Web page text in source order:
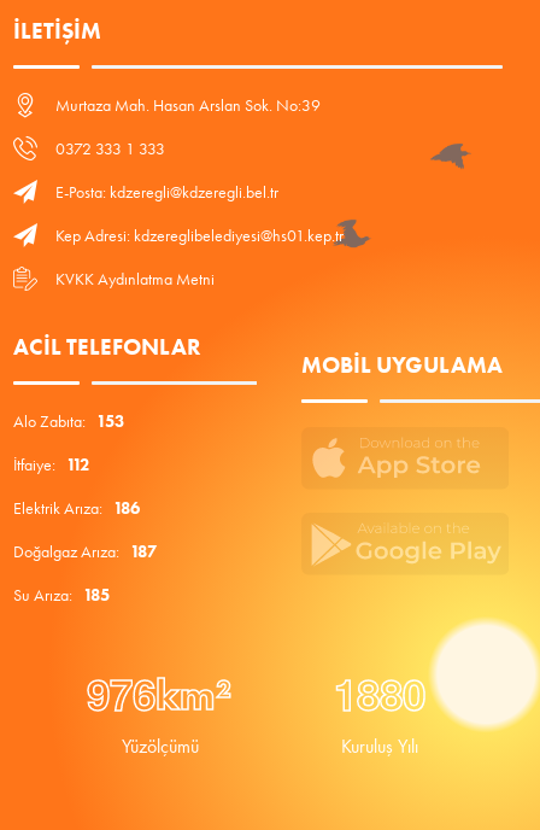
İLETIŞIM
Murtaza Mah. Hasan Arslan Sok. No:39
0372 333 1 333
E-Posta: kdzeregli@kdzeregli.bel.tr
Kep Adresi: kdzereglibelediyesi@hs01.kep.tr
KVKK Aydınlatma Metni
ACIL TELEFONLAR
Alo Zabıta: 153
İtfaiye: 112
Elektrik Arıza: 186
Doğalgaz Arıza: 187
Su Arıza: 185
MOBIL UYGULAMA
976km²
Yüzölçümü
1880
Kuruluş Yılı